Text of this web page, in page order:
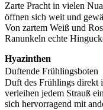
Zarte Pracht in vielen
öffnen sich weit und
Von zartem Weiß und
Ranunkeln echte
Hyazinthen
Duftende Frühlingsboten
Duft des Frühlings direkt
verleihen jedem Strauß
sich hervorragend mit